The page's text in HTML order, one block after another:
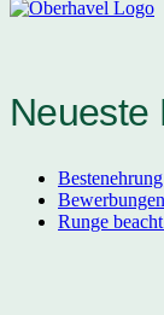
Neueste
Runge